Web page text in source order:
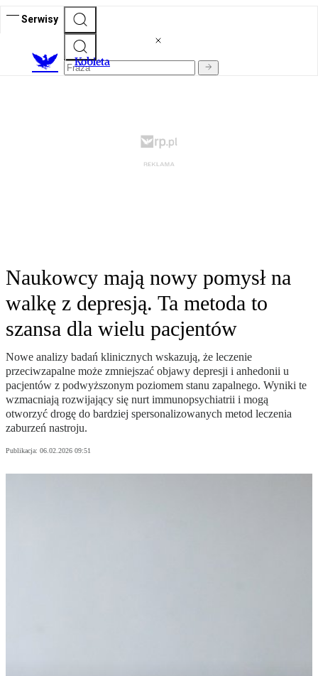
Serwisy
Kobieta
Naukowcy mają nowy pomysł na
walkę z depresją. Ta metoda to
szansa dla wielu pacjentów
Nowe analizy badań klinicznych wskazują, że leczenie
przeciwzapalne może zmniejszać objawy depresji i anhedonii u
pacjentów z podwyższonym poziomem stanu zapalnego. Wyniki te
wzmacniają rozwijający się nurt immunopsychiatrii i mogą
otworzyć drogę do bardziej spersonalizowanych metod leczenia
zaburzeń nastroju.
Publikacja: 06.02.2026 09:51